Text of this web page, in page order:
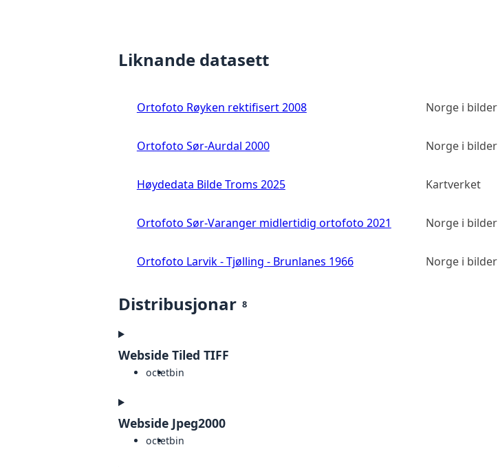
Liknande datasett
Ortofoto Røyken rektifisert 2008 Norge i bilder
Ortofoto Sør-Aurdal 2000 Norge i bilder
Høydedata Bilde Troms 2025 Kartverket
Ortofoto Sør-Varanger midlertidig ortofoto 2021 Norge i bilder
Ortofoto Larvik - Tjølling - Brunlanes 1966 Norge i bilder
Distribusjonar 8
Webside Tiled TIFF
octetbin
Webside Jpeg2000
octetbin